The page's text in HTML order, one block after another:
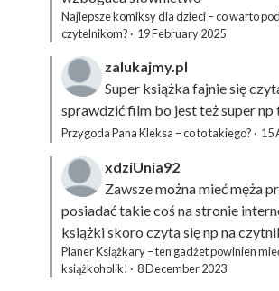
Najlepsze komiksy dla dzieci – co warto
czytelnikom? · 19 February 2025
zalukajmy.pl
Super książka fajnie się
sprawdzić film bo jest też super np
Przygoda Pana Kleksa – co to takiego? · 15
xdziUnia92
Zawsze można mieć męża
posiadać takie coś na stronie
książki skoro czyta się np na
Planer Książkary – ten gadżet powinien
książkoholik! · 8 December 2023